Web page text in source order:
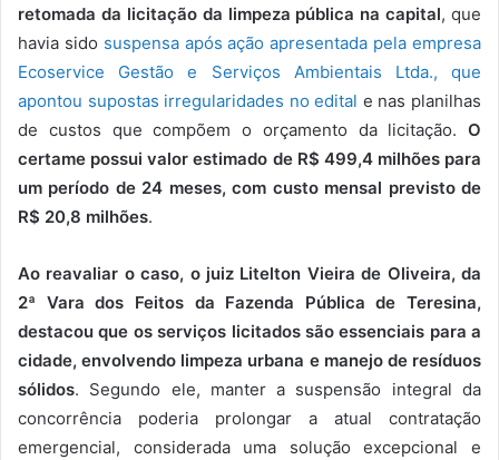
retomada da licitação da limpeza pública na capital, que
havia sido suspensa após ação apresentada pela empresa
Ecoservice Gestão e Serviços Ambientais Ltda., que
apontou supostas irregularidades no edital e nas planilhas
de custos que compõem o orçamento da licitação. O
certame possui valor estimado de R$ 499,4 milhões para
um período de 24 meses, com custo mensal previsto de
R$ 20,8 milhões.
Ao reavaliar o caso, o juiz Litelton Vieira de Oliveira, da
2ª Vara dos Feitos da Fazenda Pública de Teresina,
destacou que os serviços licitados são essenciais para a
cidade, envolvendo limpeza urbana e manejo de resíduos
sólidos. Segundo ele, manter a suspensão integral da
concorrência poderia prolongar a atual contratação
emergencial, considerada uma solução excepcional e